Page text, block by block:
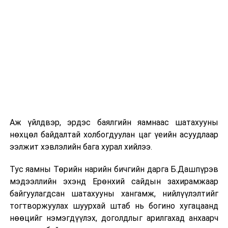
өгч байгаа мэдээллээр энэ хувилбараар халдварласан
өвчтөнүүдийн биеийн байдалд хөнгөн байгаа.
Одоогоор нас барсан хүн бүртгэгдээгүй. Харин Их
нас барсан. Тус улсад одоогоор 4,000 орчим хүн
халдвар батлагдсан байна.
АНУ-ын хувьд Омикронтой тэмцэх тактик нь
бүүстэр тунг эрчимжүүлэх. Мөн амны хаалт, хүн
Аж үйлдвэр, эрдэс баялгийн яамнаас шатахууны
нөхцөл байдалтай холбогдуулан цаг үеийн асуудлаар
ээлжит хэвлэлийн бага хурал хийлээ.
Тус яамны Төрийн нарийн бичгийн дарга Б.Дашпүрэв
мэдээллийн эхэнд Ерөнхий сайдын захирамжаар
байгуулагдсан шатахууны хангамж, нийлүүлэлтийг
тогтворжуулах шуурхай штаб нь богино хугацаанд
нөөцийг нэмэгдүүлэх, доголдлыг арилгахад анхаарч